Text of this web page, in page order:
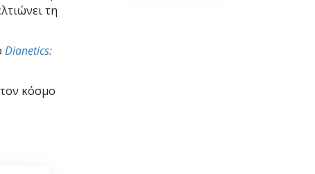
τη
Dianetics:
κόσμο